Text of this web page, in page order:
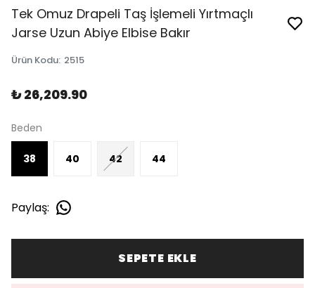
Tek Omuz Drapeli Taş İşlemeli Yırtmaçlı
Jarse Uzun Abiye Elbise Bakır
Ürün Kodu: 2515
₺ 26,209.90
Beden
38 40 42 44
Paylaş:
SEPETE EKLE